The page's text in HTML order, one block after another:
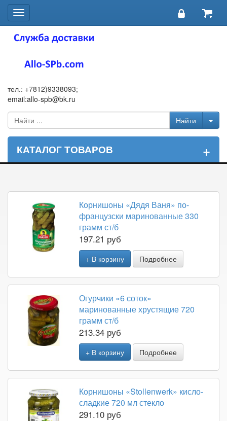
Toggle
navigation
тел.: +7812)9338093;
email:allo-spb@bk.ru
КАТАЛОГ ТОВАРОВ +
Корнишоны «Дядя Ваня» по-
французски маринованные 330
грамм ст/б
197.21 руб
+ В корзину Подробнее
Огурчики «6 соток»
маринованные хрустящие 720
грамм ст/б
213.34 руб
+ В корзину Подробнее
Корнишоны «Stollenwerk» кисло-
сладкие 720 мл стекло
291.10 руб